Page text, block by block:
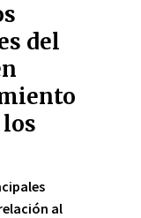
del
al